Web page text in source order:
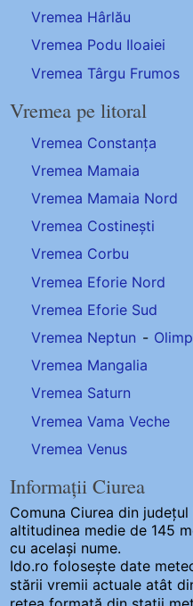
Vremea Hârlău
Vremea Podu Iloaiei
Vremea Târgu Frumos
Vremea pe litoral
Vremea Constanța
Vremea Mamaia
Vremea Mamaia Nord
Vremea Costinești
Vremea Corbu
Vremea Eforie Nord
Vremea Eforie Sud
Vremea Neptun - Olimp
Vremea Mangalia
Vremea Saturn
Vremea Vama Veche
Vremea Venus
Informații Ciurea
Comuna Ciurea din județul
altitudinea medie de 145
cu același nume.
Ido.ro folosește date
stării vremii actuale atât